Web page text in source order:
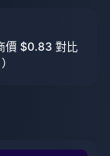
價 $0.83 對比